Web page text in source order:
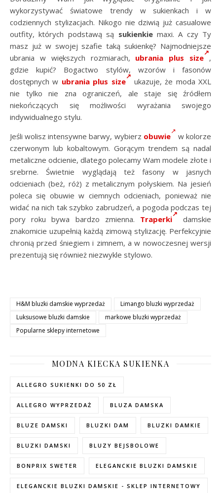
wykorzystywać światowe trendy w sukienkach i w
codziennych stylizacjach. Nikogo nie dziwią już casualowe
outfity, których podstawą są sukienkiemaxi. A czy Ty
masz już w swojej szafie taką sukienkę? Najmodniejsze
ubrania w większych rozmiarach, ubrania plus size ,
gdzie kupić? Bogactwo stylów, wzorów i fasonów
dostępnych w ubrania plus size
ukazuje, że moda XXL
nie tylko nie zna ograniczeń, ale staje się źródłem
niekończących się możliwości wyrażania swojego
indywidualnego stylu.
Jeśli wolisz intensywne barwy, wybierz obuwie
w kolorze
czerwonym lub kobaltowym. Gorącym trendem są nadal
metaliczne odcienie, dlatego polecamy Wam modele złote i
srebrne. Świetnie wyglądają też fasony w jasnych
odcieniach (beż, róż) z metalicznym połyskiem. Na jesień
poleca się obuwie w ciemnych odcieniach, ponieważ nie
widać na nich tak szybko zabrudzeń, a pogoda podczas tej
pory roku bywa bardzo zmienna. Traperki
damskie
znakomicie uzupełnią każdą zimową stylizację. Perfekcyjnie
chronią przed śniegiem i zimnem, a w nowoczesnej wersji
prezentują się również niezwykle stylowo.
H&M bluzki damskie wyprzedaż
Limango bluzki wyprzedaż
Luksusowe bluzki damskie
markowe bluzki wyprzedaż
Popularne sklepy internetowe
MODNA KIECKA SUKIENKA
ALLEGRO SUKIENKI DO 50 ZŁ
ALLEGRO WYPRZEDAŻ BLUZA DAMSKA
BLUZE DAMSKI BLUZKI DAM BLUZKI DAMKIE
BLUZKI DAMSKI BLUZY BEJSBOLOWE
BONPRIX SWETER ELEGANCKIE BLUZKI DAMSKIE
ELEGANCKIE BLUZKI DAMSKIE - SKLEP INTERNETOWY